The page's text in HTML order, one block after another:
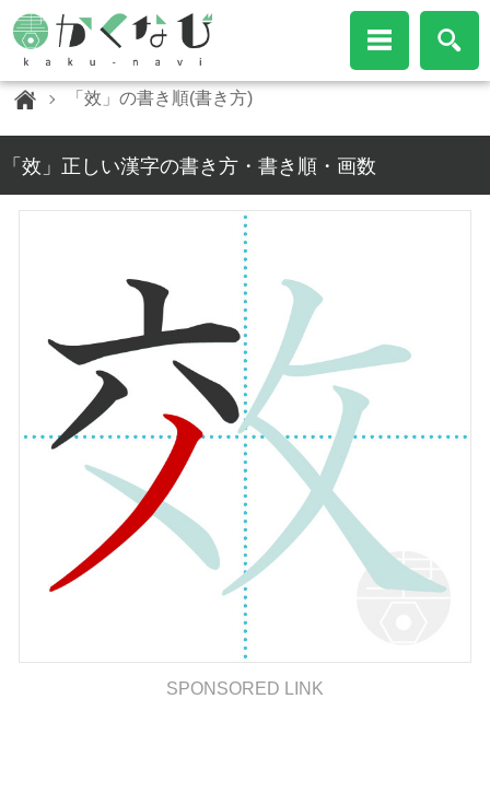
「效」の書き順(書き方)
「效」正しい漢字の書き方・書き順・画数
SPONSORED LINK